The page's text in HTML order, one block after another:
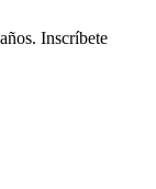
Inscríbete